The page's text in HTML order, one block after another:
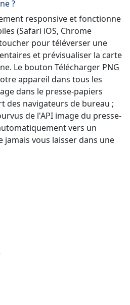
?
responsive et fonctionne
(Safari iOS, Chrome
pour téléverser une
et prévisualiser la carte
Le bouton Télécharger PNG
appareil dans tous les
dans le presse-papiers
des navigateurs de bureau ;
de l'API image du presse-
vers un
vous laisser dans une